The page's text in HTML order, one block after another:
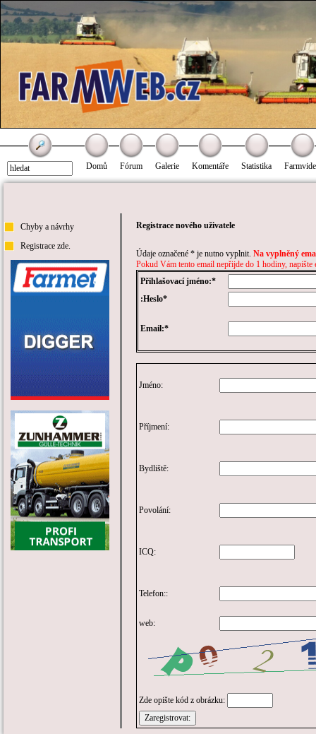
Domů Fórum Galerie Komentáře Statistika
Chyby a návrhy
Registrace zde.
Registrace nového uživatele
Údaje označené * je nutno vyplnit. Na vyplněný
Pokud Vám tento email nepřijde do 1 hodiny, napište
Přihlašovací jméno:*
:Heslo*
Email:*
Jméno:
Příjmení:
Bydliště:
Povolání:
ICQ:
Telefon::
web:
Zde opište kód z obrázku: